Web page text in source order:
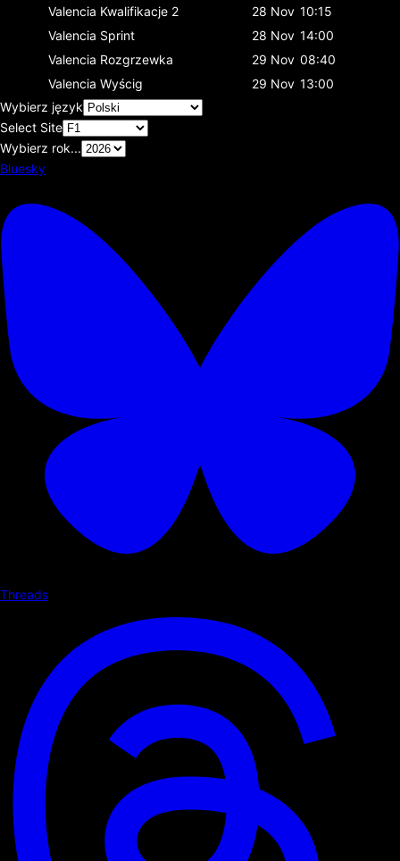
Valencia Kwalifikacje 2 28 Nov 10:15
Valencia Sprint 28 Nov 14:00
Valencia Rozgrzewka 29 Nov 08:40
Valencia Wyścig 29 Nov 13:00
Wybierz język
Select Site
Wybierz rok...
Bluesky
Threads